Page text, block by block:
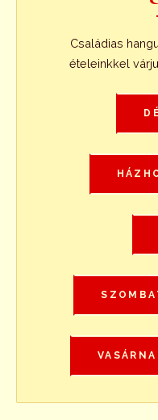
Családias
ételeinkkel